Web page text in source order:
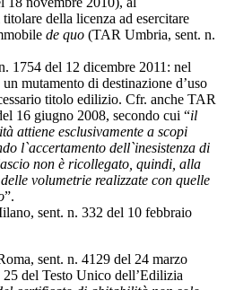
della licenza ad esercitare
de quo (TAR Umbria, sent. n.
1754 del 12 dicembre 2011: nel
mutamento di destinazione d’uso
titolo edilizio. Cfr. anche TAR
16 giugno 2008, secondo cui “il
attiene esclusivamente a scopi
l`accertamento dell`inesistenza di
non è ricollegato, quindi, alla
volumetrie realizzate con quelle
”.
sent. n. 332 del 10 febbraio
sent. n. 4129 del 24 marzo
del Testo Unico dell’Edilizia